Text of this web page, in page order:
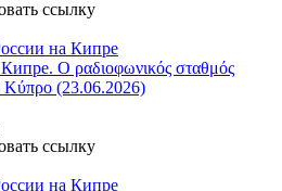
на Кипре
Ο ραδιοφωνικός σταθμός
(23.06.2026)
на Кипре